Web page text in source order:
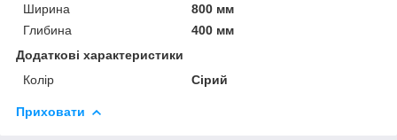
Ширина
800 мм
Глибина
400 мм
Додаткові характеристики
Колір
Сірий
Приховати